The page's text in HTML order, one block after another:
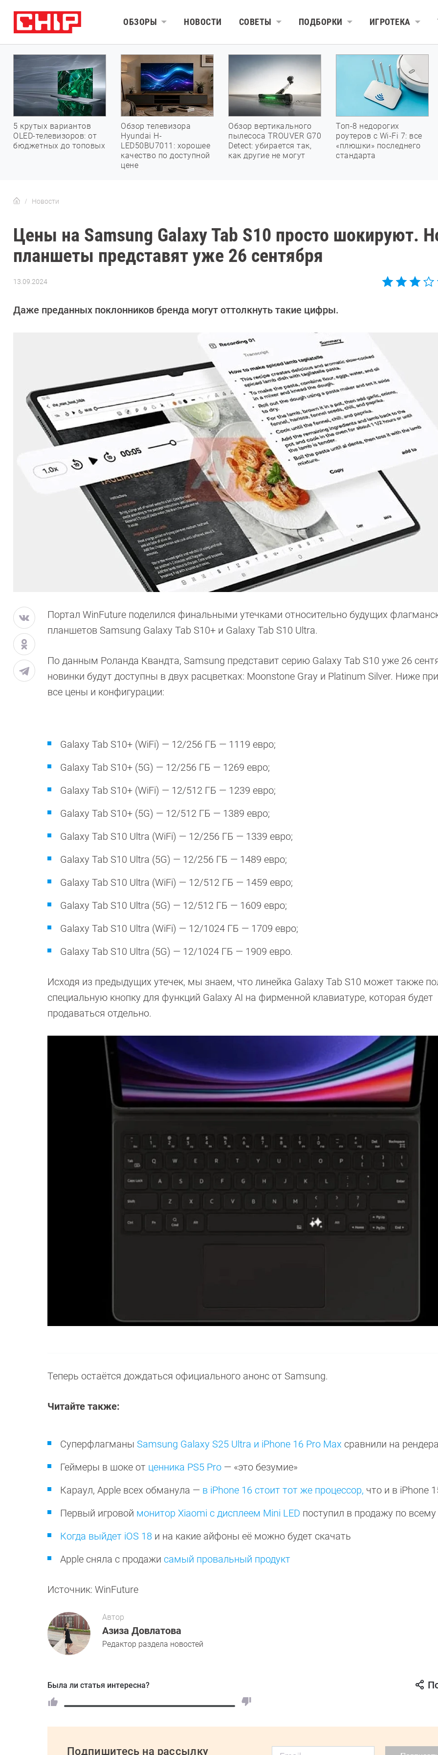
ОБЗОРЫ НОВОСТИ СОВЕТЫ ПОДБОРКИ ИГРОТЕКА
5 крутых вариантов
OLED-телевизоров: от
бюджетных до топовых
Обзор телевизора
Hyundai H-
LED50BU7011: хорошее
качество по доступной
цене
Обзор вертикального
пылесоса TROUVER G70
Detect: убирается так,
как другие не могут
Топ-8 недорогих
роутеров с Wi-Fi 7: все
«плюшки» последнего
стандарта
Новости
Цены на Samsung Galaxy Tab S10 просто шокируют.
планшеты представят уже 26 сентября
13.09.2024
Довлатова
Даже преданных поклонников бренда могут оттолкнуть такие цифры.
Портал WinFuture поделился финальными утечками относительно будущих
планшетов Samsung Galaxy Tab S10+ и Galaxy Tab S10 Ultra.
По данным Роланда Квандта, Samsung представит серию Galaxy Tab S10 уже 26
новинки будут доступны в двух расцветках: Moonstone Gray и Platinum Silver. Ниже
все цены и конфигурации:
Galaxy Tab S10+ (WiFi) — 12/256 ГБ — 1119 евро;
Galaxy Tab S10+ (5G) — 12/256 ГБ — 1269 евро;
Galaxy Tab S10+ (WiFi) — 12/512 ГБ — 1239 евро;
Galaxy Tab S10+ (5G) — 12/512 ГБ — 1389 евро;
Galaxy Tab S10 Ultra (WiFi) — 12/256 ГБ — 1339 евро;
Galaxy Tab S10 Ultra (5G) — 12/256 ГБ — 1489 евро;
Galaxy Tab S10 Ultra (WiFi) — 12/512 ГБ — 1459 евро;
Galaxy Tab S10 Ultra (5G) — 12/512 ГБ — 1609 евро;
Galaxy Tab S10 Ultra (WiFi) — 12/1024 ГБ — 1709 евро;
Galaxy Tab S10 Ultra (5G) — 12/1024 ГБ — 1909 евро.
Исходя из предыдущих утечек, мы знаем, что линейка Galaxy Tab S10 может также
специальную кнопку для функций Galaxy AI на фирменной клавиатуре, которая будет
продаваться отдельно.
Теперь остаётся дождаться официального анонс от Samsung.
Читайте также:
Суперфлагманы Samsung Galaxy S25 Ultra и iPhone 16 Pro Max сравнили на
Геймеры в шоке от ценника PS5 Pro — «это безумие»
Караул, Apple всех обманула — в iPhone 16 стоит тот же процессор, что и в iPhone
Первый игровой монитор Xiaomi с дисплеем Mini LED поступил в продажу по
Когда выйдет iOS 18 и на какие айфоны её можно будет скачать
Apple сняла с продажи самый провальный продукт
Источник: WinFuture
Автор
Азиза Довлатова
Редактор раздела новостей
Была ли статья интересна?
Подпишитесь на рассылку